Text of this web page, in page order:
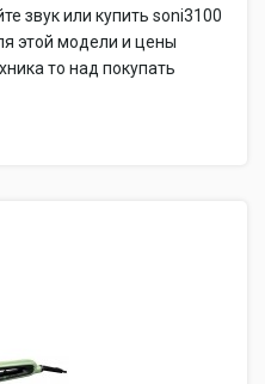
звук или купить soni3100
этой модели и цены
то над покупать